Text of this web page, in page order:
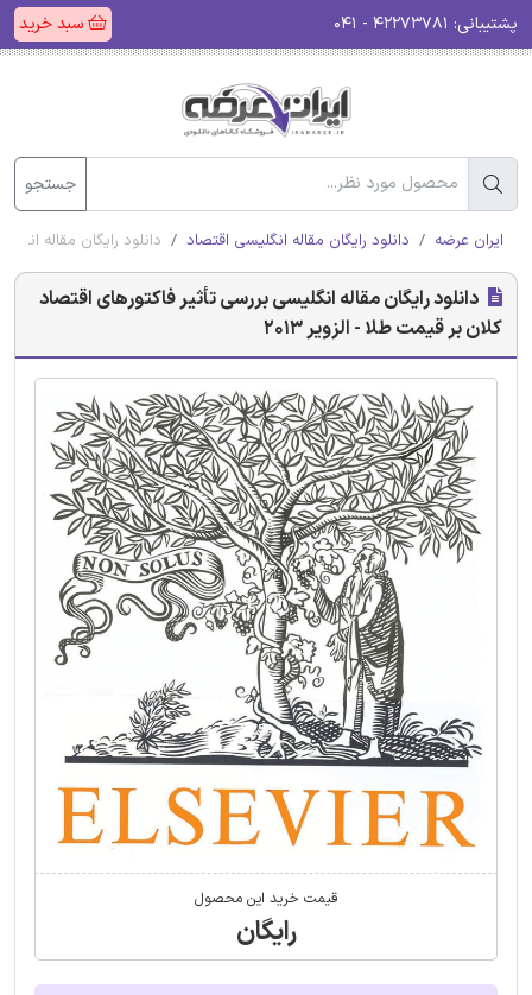
پشتیبانی: سبد خرید
جستجو
ایران عرضه دانلود رایگان مقاله انگلیسی اقتصاد دانلود رایگان مقاله
دانلود رایگان مقاله انگلیسی بررسی تأثیر فاکتورهای اقتصاد
کلان بر قیمت طلا - الزویر 2013
قیمت خرید این محصول
رایگان